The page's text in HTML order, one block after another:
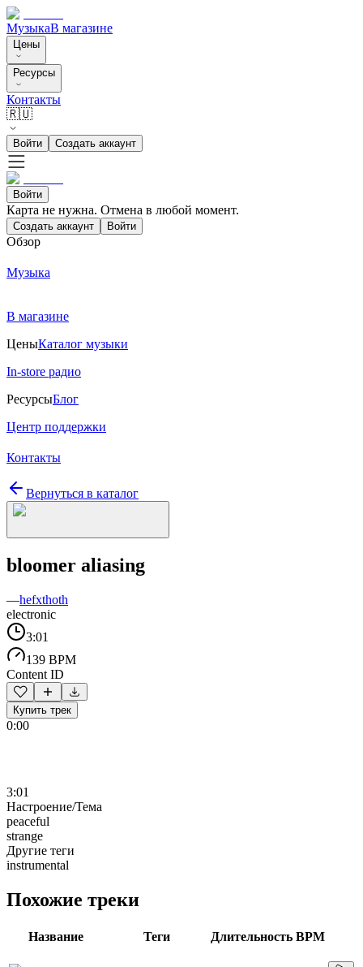
МузыкаВ магазине
Цены
Ресурсы
Контакты
🇷🇺
Войти Создать аккаунт
Войти
Карта не нужна. Отмена в любой момент.
Создать аккаунт Войти
Обзор
Музыка
В магазине
ЦеныКаталог музыки
In-store радио
РесурсыБлог
Центр поддержки
Контакты
Вернуться в каталог
bloomer aliasing
—hefxthoth
electronic
3:01
139 BPM
Content ID
Купить трек
0:00
3:01
Настроение/Тема
peaceful
strange
Другие теги
instrumental
Похожие треки
Название Теги Длительность BPM